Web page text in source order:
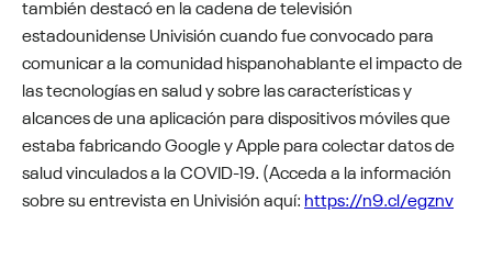
también destacó en la cadena de televisión
estadounidense Univisión cuando fue convocado para
comunicar a la comunidad hispanohablante el impacto de
las tecnologías en salud y sobre las características y
alcances de una aplicación para dispositivos móviles que
estaba fabricando Google y Apple para colectar datos de
salud vinculados a la COVID-19. (Acceda a la información
sobre su entrevista en Univisión aquí: https://n9.cl/egznv